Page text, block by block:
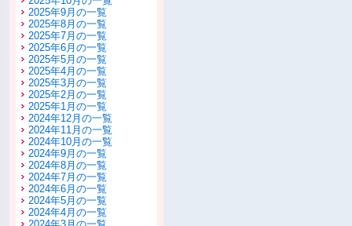
2025年9月の一覧
2025年8月の一覧
2025年7月の一覧
2025年6月の一覧
2025年5月の一覧
2025年4月の一覧
2025年3月の一覧
2025年2月の一覧
2025年1月の一覧
2024年12月の一覧
2024年11月の一覧
2024年10月の一覧
2024年9月の一覧
2024年8月の一覧
2024年7月の一覧
2024年6月の一覧
2024年5月の一覧
2024年4月の一覧